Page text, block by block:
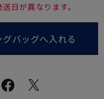
日が異なります。
バッグへ入れる